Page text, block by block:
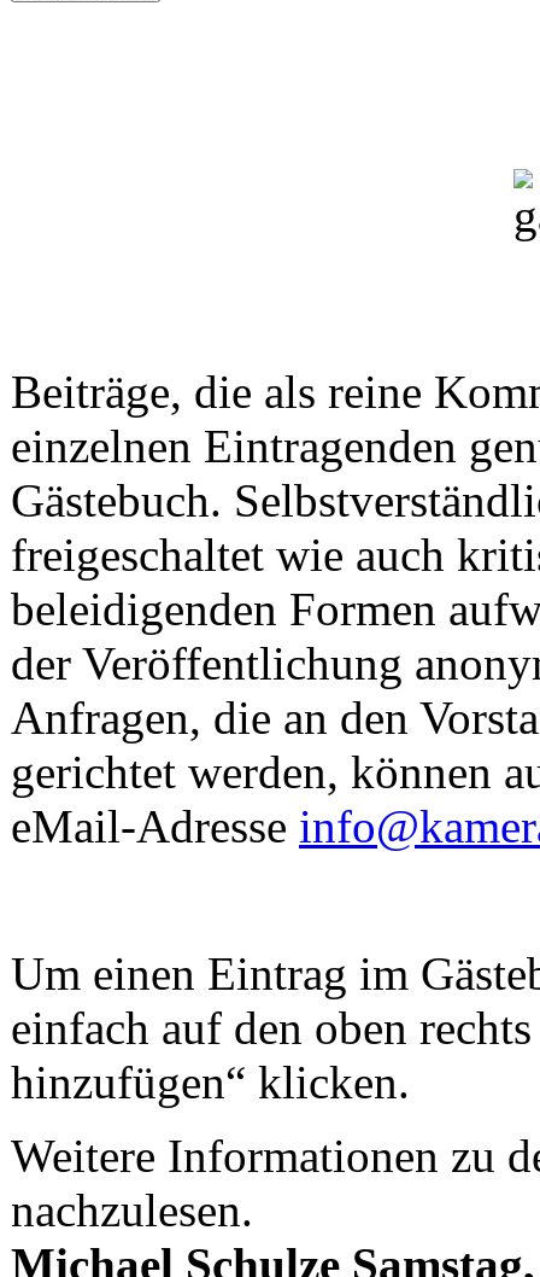
Beiträge, die als reine
einzelnen Eintragenden
Gästebuch.
freigeschaltet wie auch
beleidigenden Formen
der Veröffentlichung
Anfragen, die an den
gerichtet werden, können
eMail-Adresse
Um einen Eintrag im
einfach auf den oben
hinzufügen“ klicken.
Weitere Informationen zu
nachzulesen.
Michael Schulze